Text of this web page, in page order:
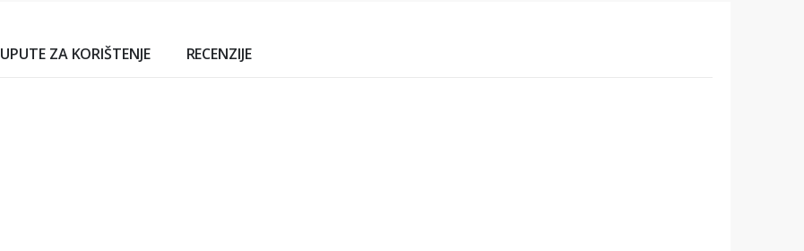
UPUTE ZA KORIŠTENJE RECENZIJE